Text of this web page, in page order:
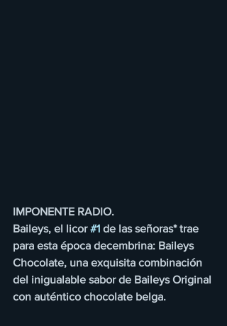
IMPONENTE RADIO.
Baileys, el licor #1 de las señoras* trae
para esta época decembrina: Baileys
Chocolate, una exquisita combinación
del inigualable sabor de Baileys Original
con auténtico chocolate belga.